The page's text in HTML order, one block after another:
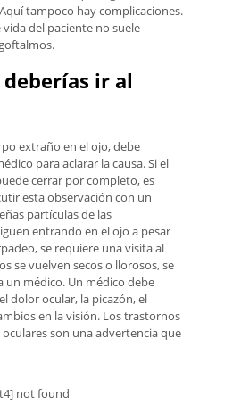
tampoco hay complicaciones.
vida del paciente no suele
deberías ir al
extraño en el ojo, debe
para aclarar la causa. Si el
cerrar por completo, es
esta observación con un
partículas de las
entrando en el ojo a pesar
se requiere una visita al
se vuelven secos o llorosos, se
un médico. Un médico debe
dolor ocular, la picazón, el
en la visión. Los trastornos
son una advertencia que
not found